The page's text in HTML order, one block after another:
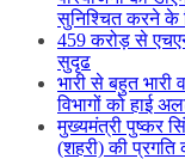
सुनिश्चित करने के
459 करोड़ से
सुदृढ
भारी से बहुत भारी
विभागों को हाई
मुख्यमंत्री पुष्कर
(शहरी) की प्रगति